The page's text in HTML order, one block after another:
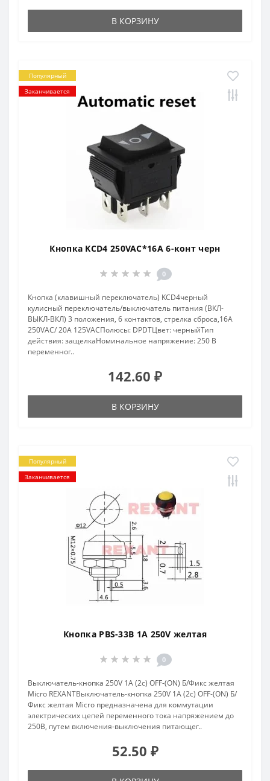
В КОРЗИНУ
Популярный
Заканчивается
Кнопка KCD4 250VAC*16A 6-конт черн
0
Кнопка (клавишный переключатель) KCD4черный
кулисный переключатель/выключатель питания (ВКЛ-
ВЫКЛ-ВКЛ) 3 положения, 6 контактов, стрелка сброса,16A
250VAC/ 20A 125VACПолюсы: DPDTЦвет: черныйТип
действия: защелкаНоминальное напряжение: 250 В
переменног..
142.60 ₽
В КОРЗИНУ
Популярный
Заканчивается
Кнопка PBS-33B 1A 250V желтая
0
Выключатель-кнопка 250V 1А (2с) OFF-(ON) Б/Фикс желтая
Micro REXANTВыключатель-кнопка 250V 1А (2с) OFF-(ON) Б/
Фикс желтая Micro предназначена для коммутации
электрических цепей переменного тока напряжением до
250В, путем включения-выключения питающег..
52.50 ₽